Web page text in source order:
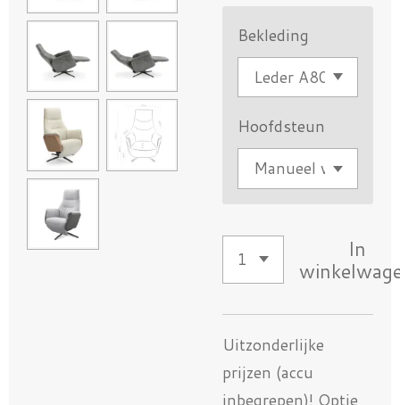
Bekleding
Hoofdsteun
In
Uitzonderlijke
prijzen (accu
inbegrepen)! Optie